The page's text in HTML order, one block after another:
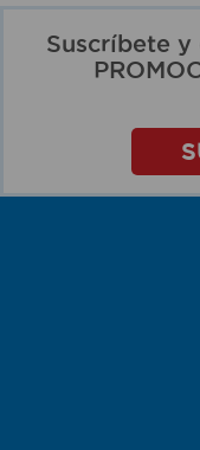
Suscríbete y